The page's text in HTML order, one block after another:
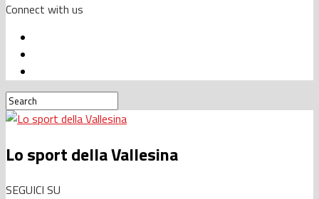
Connect with us
Lo sport della Vallesina
SEGUICI SU